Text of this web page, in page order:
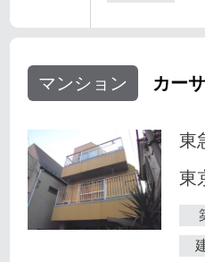
マンション カー
東
東